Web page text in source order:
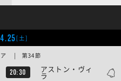
[土]
20:30 アストン・ヴィ
ラ
ア | 第34節